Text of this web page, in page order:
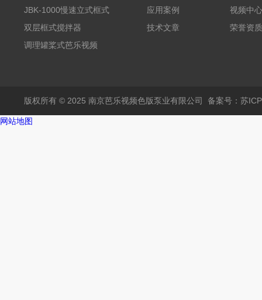
芭乐视频APP黄
JBK-1000慢速立式框式
芭乐视频APP黄
双层框式搅拌器
调理罐桨式芭乐视频
应用案例
技术文章
视频中心
荣誉资质
版权所有 © 2025 南京芭乐视频色版泵业有限公司 备案号：苏
网站地图